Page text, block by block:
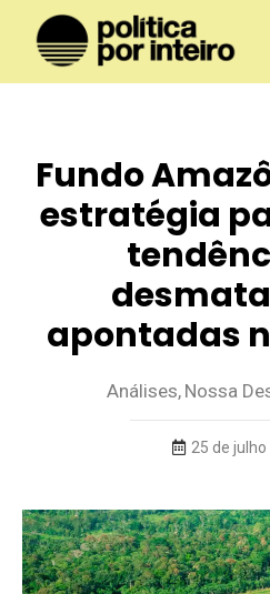
Fundo
estratégia
apontadas
Análises, Nossa
25 de